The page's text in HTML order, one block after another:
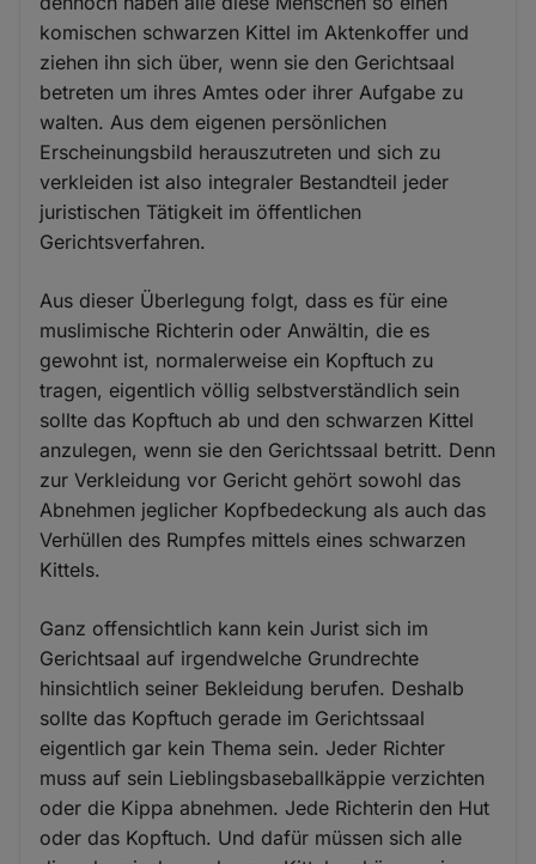
komischen schwarzen Kittel im Aktenkoffer und
ziehen ihn sich über, wenn sie den Gerichtsaal
betreten um ihres Amtes oder ihrer Aufgabe zu
walten. Aus dem eigenen persönlichen
Erscheinungsbild herauszutreten und sich zu
verkleiden ist also integraler Bestandteil jeder
juristischen Tätigkeit im öffentlichen
Gerichtsverfahren.
Aus dieser Überlegung folgt, dass es für eine
muslimische Richterin oder Anwältin, die es
gewohnt ist, normalerweise ein Kopftuch zu
tragen, eigentlich völlig selbstverständlich sein
sollte das Kopftuch ab und den schwarzen Kittel
anzulegen, wenn sie den Gerichtssaal betritt. Denn
zur Verkleidung vor Gericht gehört sowohl das
Abnehmen jeglicher Kopfbedeckung als auch das
Verhüllen des Rumpfes mittels eines schwarzen
Kittels.
Ganz offensichtlich kann kein Jurist sich im
Gerichtsaal auf irgendwelche Grundrechte
hinsichtlich seiner Bekleidung berufen. Deshalb
sollte das Kopftuch gerade im Gerichtssaal
eigentlich gar kein Thema sein. Jeder Richter
muss auf sein Lieblingsbaseballkäppie verzichten
oder die Kippa abnehmen. Jede Richterin den Hut
oder das Kopftuch. Und dafür müssen sich alle